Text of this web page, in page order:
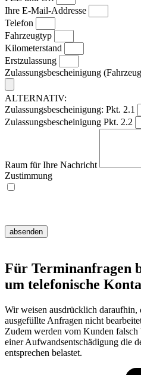
Ihre E-Mail-Addresse
Telefon
Fahrzeugtyp
Kilometerstand
Erstzulassung
Zulassungsbescheinigung
ALTERNATIV:
Zulassungsbescheinigung: Pkt. 2.1
Zulassungsbescheinigung Pkt. 2.2
Raum für Ihre Nachricht
Zustimmung
absenden
Für Terminanfragen
um telefonische
Wir weisen ausdrücklich daraufhin,
ausgefüllte Anfragen nicht
Zudem werden vom Kunden
einer Aufwandsentschädigung die
entsprechen belastet.